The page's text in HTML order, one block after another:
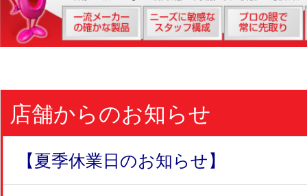
店舗からのお知らせ
【夏季休業日のお知らせ】